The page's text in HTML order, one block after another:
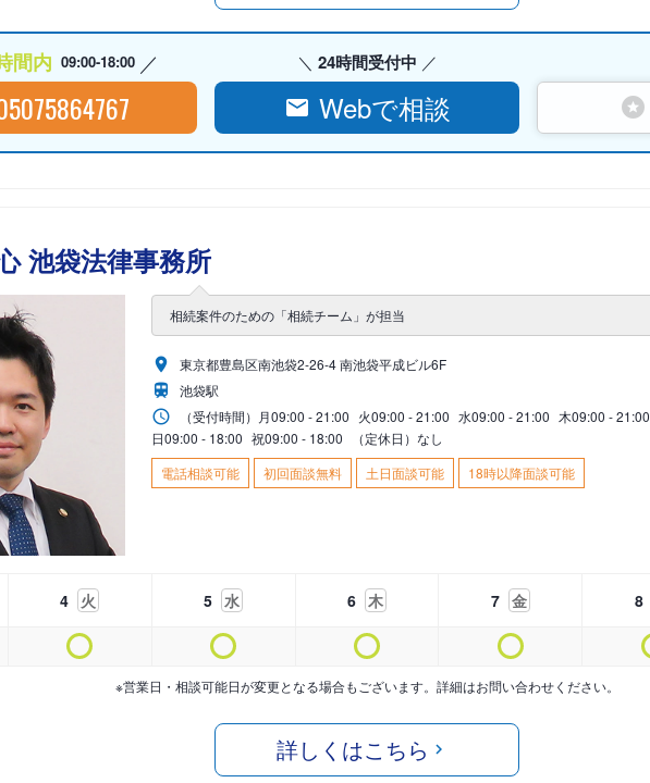
間内 09:00-18:00 24時間受付中
Webで相談
池袋法律事務所
相続案件のための「相続チーム」が担当
東京都豊島区南池袋2-26-4 南池袋平成ビル6F
池袋駅
（受付時間） 月09:00 - 21:00 火09:00 - 21:00 水09:00 - 21:00 木09:00 - 21:00
日09:00 - 18:00 祝09:00 - 18:00
（定休日）なし
電話相談可能
初回面談無料 土日面談可能 18時以降面談可能
4 火 5 水 6 木 7 金 8
※営業日・相談可能日が変更となる場合もございます。詳細はお問い合わせください。
詳しくはこちら